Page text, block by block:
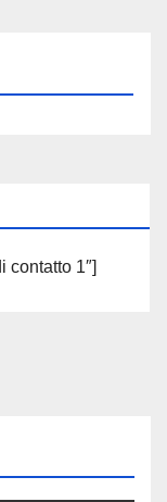
contatto 1″]